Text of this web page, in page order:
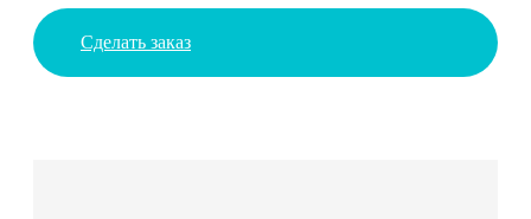
Сделать заказ